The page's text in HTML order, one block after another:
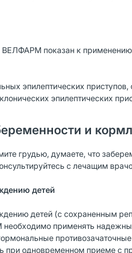
показан к применению у
эпилептических приступов,
эпилептических
и
грудью, думаете, что
с лечащим
детей
детей (с сохраненным
применять
при одновременном приеме